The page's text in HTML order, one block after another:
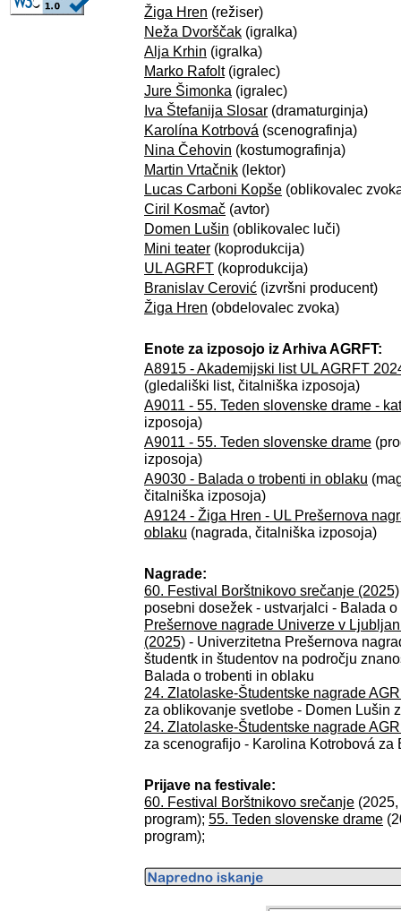
Žiga Hren (režiser)
Neža Dvorščak (igralka)
Alja Krhin (igralka)
Marko Rafolt(igralec)
Jure Šimonka (igralec)
Iva Štefanija Slosar (dramaturginja)
Karolína Kotrbová (scenografinja)
Nina Čehovin (kostumografinja)
Martin Vrtačnik (lektor)
Lucas Carboni Kopše (oblikovalec
Ciril Kosmač (avtor)
Domen Lušin (oblikovalec luči)
Mini teater (koprodukcija)
UL AGRFT (koprodukcija)
Branislav Cerović (izvršni producent)
Žiga Hren (obdelovalec zvoka)
Enote za izposojo iz Arhiva AGRFT:
A8915 - Akademijski list UL AGRFT
(gledališki list, čitalniška izposoja)
A9011 - 55. Teden slovenske drame -
izposoja)
A9011 - 55. Teden slovenske drame
izposoja)
A9030 - Balada o trobenti in oblaku
čitalniška izposoja)
A9124 - Žiga Hren - UL Prešernova
oblaku (nagrada, čitalniška izposoja)
Nagrade:
60. Festival Borštnikovo srečanje (2025)
posebni dosežek - ustvarjalci - Balada
Prešernove nagrade Univerze v
(2025) - Univerzitetna Prešernova
študentk in študentov na področju
Balada o trobenti in oblaku
24. Zlatolaske-Študentske nagrade
za oblikovanje svetlobe - Domen Lušin
24. Zlatolaske-Študentske nagrade
za scenografijo - Karolina Kotrobová za
Prijave na festivale:
60. Festival Borštnikovo srečanje
program); 55. Teden slovenske drame
program);